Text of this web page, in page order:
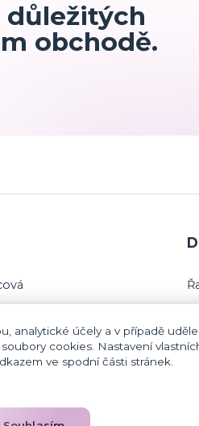
důležitých
obchodě.
analytické účely a v případě
cookies. Nastavení
ve spodní části stránek.